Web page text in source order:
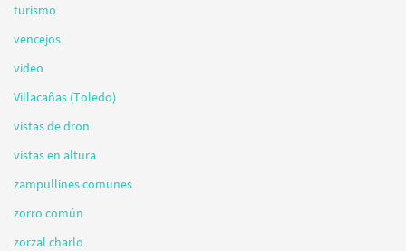
turismo
vencejos
video
Villacañas (Toledo)
vistas de dron
vistas en altura
zampullines comunes
zorro común
zorzal charlo